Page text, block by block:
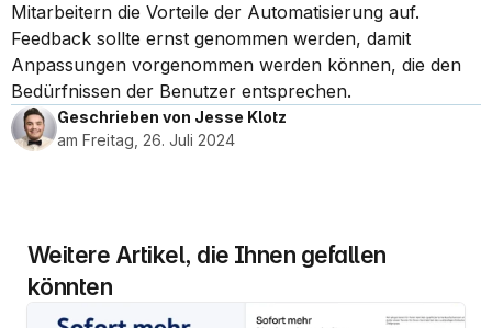
Mitarbeitern die Vorteile der Automatisierung auf.
Feedback sollte ernst genommen werden, damit
Anpassungen vorgenommen werden können, die den
Bedürfnissen der Benutzer entsprechen.
Geschrieben von Jesse Klotz
am Freitag, 26. Juli 2024
Weitere Artikel, die Ihnen gefallen
könnten